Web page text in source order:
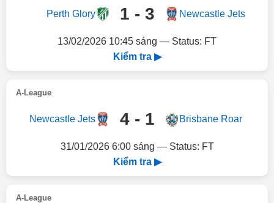
Perth Glory 1 - 3 Newcastle Jets
13/02/2026 10:45 sáng — Status: FT
Kiểm tra ▶
A-League
Newcastle Jets 4 - 1 Brisbane Roar
31/01/2026 6:00 sáng — Status: FT
Kiểm tra ▶
A-League